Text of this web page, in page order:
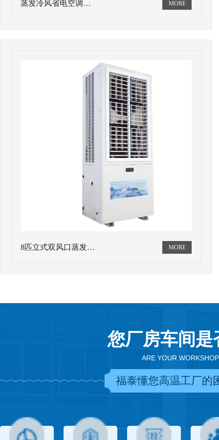
蒸发冷风省电空调…
8匹立式双风口蒸发…
您厂房车间
ARE YOUR
福泰懂您高温工厂的